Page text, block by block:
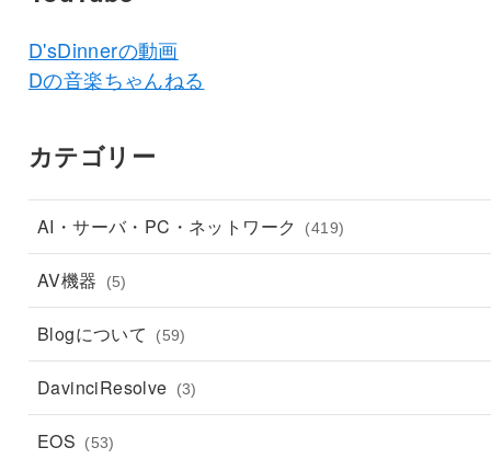
D'sDinnerの動画
Dの音楽ちゃんねる
カテゴリー
AI・サーバ・PC・ネットワーク (419)
AV機器 (5)
Blogについて (59)
DavinciResolve (3)
EOS (53)